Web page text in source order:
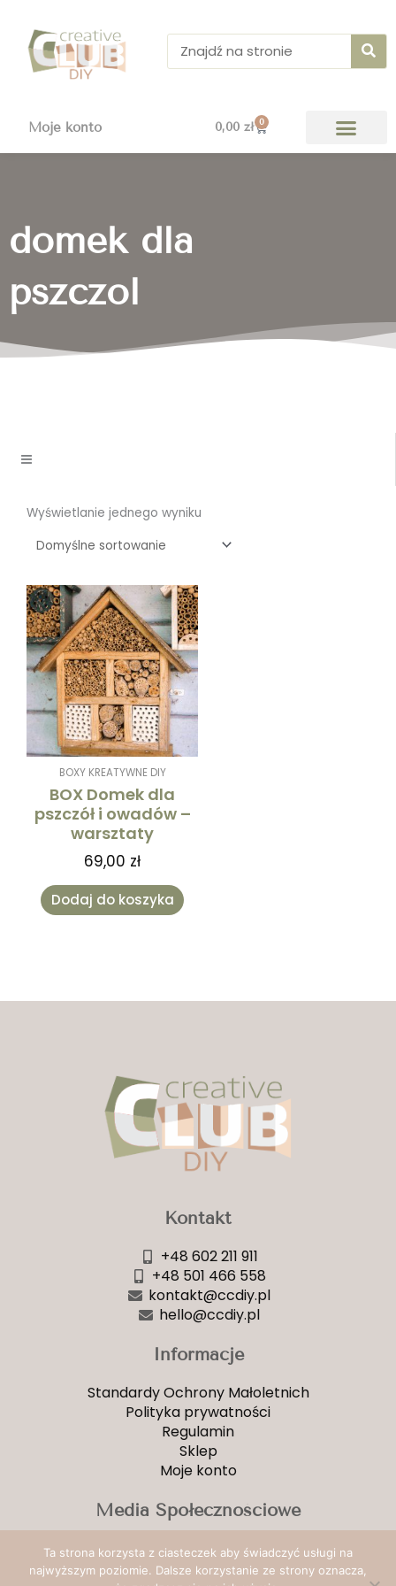
treści
Moje konto 0,00 zł 0
Wózek
domek dla
pszczol
Wyświetlanie jednego wyniku
BOXY KREATYWNE DIY
BOX Domek dla
pszczół i owadów –
warsztaty
69,00 zł
Dodaj do koszyka
Kontakt
+48 602 211 911
+48 501 466 558
kontakt@ccdiy.pl
hello@ccdiy.pl
Informacje
Standardy Ochrony Małoletnich
Polityka prywatności
Regulamin
Sklep
Moje konto
Media Społecznościowe
Facebook
YouTube
Ta strona korzysta z ciasteczek aby świadczyć usługi na
najwyższym poziomie. Dalsze korzystanie ze strony oznacza,